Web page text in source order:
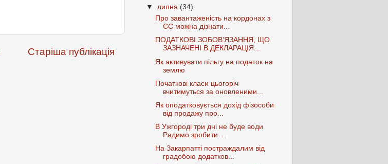
Старіша публікація
▼ липня (34)
Про завантаженість на кордонах з
ЄС можна дізнати...
ПОДАТКОВІ ЗОБОВ’ЯЗАННЯ, ЩО
ЗАЗНАЧЕНІ В ДЕКЛАРАЦІЯ...
Як активувати пільгу на податок на
землю
Початкові класи цьогоріч
вчитимуться за оновленими...
Як оподатковується дохід фізособи
від продажу про...
В Ужгороді три дні не буде води
Радимо зробити ...
На Закарпатті постраждалим від
градобою додатков...